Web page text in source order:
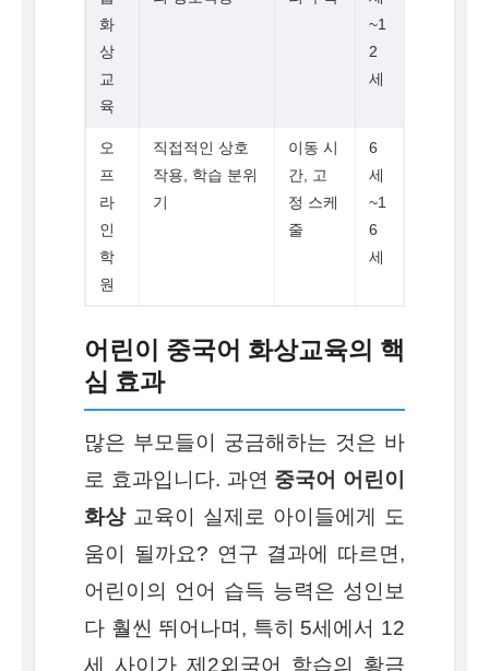
화
상
교
육
~1
2
세
오
프
라
인
학
원
직접적인 상호
작용, 학습 분위
기
이동 시
간, 고
정 스케
줄
6
세
~1
6
세
어린이 중국어 화상교육의 핵
심 효과
많은 부모들이 궁금해하는 것은 바
로 효과입니다. 과연 중국어 어린이
화상교육이 실제로 아이들에게 도
움이 될까요? 연구 결과에 따르면,
어린이의 언어 습득 능력은 성인보
다 훨씬 뛰어나며, 특히 5세에서 12
세 사이가 제2외국어 학습의 황금